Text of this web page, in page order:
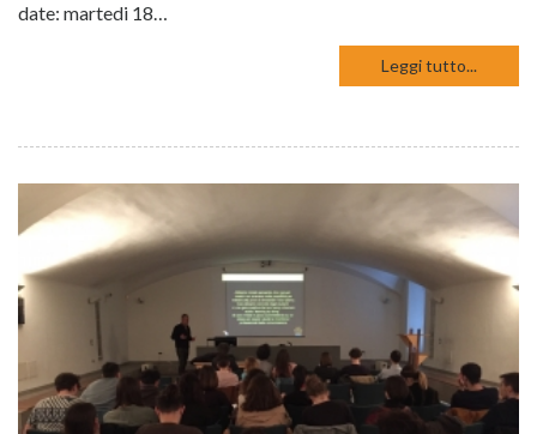
date: martedi 18…
Leggi tutto...